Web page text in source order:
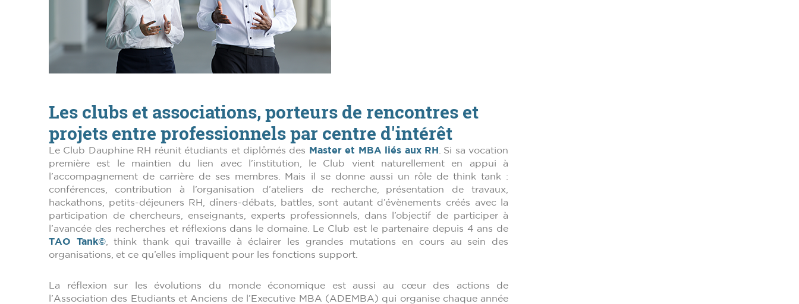
Les clubs et associations, porteurs de rencontres et
projets entre professionnels par centre d'intérêt
Le Club Dauphine RH réunit étudiants et diplômés des Master et MBA liés aux RH . Si sa vocation
première est le maintien du lien avec l’institution, le Club vient naturellement en appui à
l’accompagnement de carrière de ses membres. Mais il se donne aussi un rôle de think tank :
conférences, contribution à l’organisation d’ateliers de recherche, présentation de travaux,
hackathons, petits-déjeuners RH, dîners-débats, battles, sont autant d’évènements créés avec la
participation de chercheurs, enseignants, experts professionnels, dans l’objectif de participer à
l’avancée des recherches et réflexions dans le domaine. Le Club est le partenaire depuis 4 ans de
TAO Tank©, think thank qui travaille à éclairer les grandes mutations en cours au sein des
organisations, et ce qu’elles impliquent pour les fonctions support.
La réflexion sur les évolutions du monde économique est aussi au cœur des actions de
l’Association des Etudiants et Anciens de l’Executive MBA (ADEMBA) qui organise chaque année